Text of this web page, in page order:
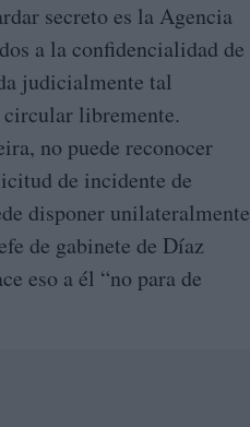
secreto es la Agencia
a la confidencialidad de
judicialmente tal
libremente.
no puede reconocer
de incidente de
disponer unilateralmente
de gabinete de Díaz
eso a él “no para de